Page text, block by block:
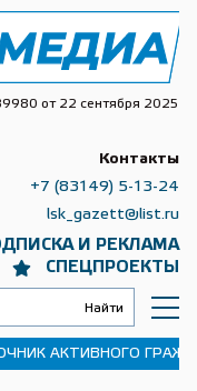
от 22 сентября 2025
И РЕКЛАМА
СПЕЦПРОЕКТЫ
Контакты
+7 (83149) 5-13-24
lsk_gazett@list.ru
АКТИВНОГО